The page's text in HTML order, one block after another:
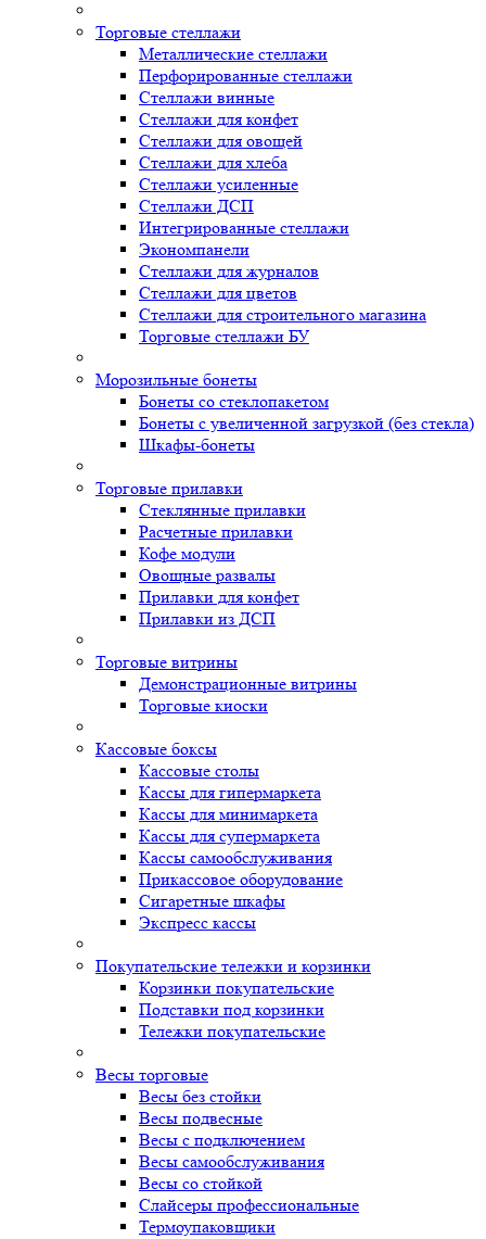
Торговые стеллажи
Металлические стеллажи
Перфорированные стеллажи
Стеллажи винные
Стеллажи для конфет
Стеллажи для овощей
Стеллажи для хлеба
Стеллажи усиленные
Стеллажи ДСП
Интегрированные стеллажи
Экономпанели
Стеллажи для журналов
Стеллажи для цветов
Стеллажи для строительного магазина
Торговые стеллажи БУ
Морозильные бонеты
Бонеты со стеклопакетом
Бонеты с увеличенной загрузкой (без стекла)
Шкафы-бонеты
Торговые прилавки
Стеклянные прилавки
Расчетные прилавки
Кофе модули
Овощные развалы
Прилавки для конфет
Прилавки из ДСП
Торговые витрины
Демонстрационные витрины
Торговые киоски
Кассовые боксы
Кассовые столы
Кассы для гипермаркета
Кассы для минимаркета
Кассы для супермаркета
Кассы самообслуживания
Прикассовое оборудование
Сигаретные шкафы
Экспресс кассы
Покупательские тележки и корзинки
Корзинки покупательские
Подставки под корзинки
Тележки покупательские
Весы торговые
Весы без стойки
Весы подвесные
Весы с подключением
Весы самообслуживания
Весы со стойкой
Слайсеры профессиональные
Термоупаковщики